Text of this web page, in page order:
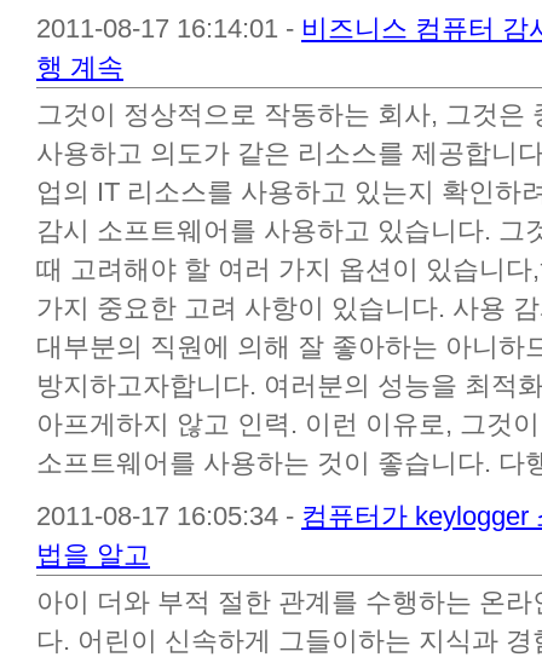
2011-08-17 16:14:01 - 비즈니스 컴퓨터 감
행 계속
그것이 정상적으로 작동하는 회사, 그것은
사용하고 의도가 같은 리소스를 제공합니
업의 IT 리소스를 사용하고 있는지 확인하
감시 소프트웨어를 사용하고 있습니다. 그
때 고려해야 할 여러 가지 옵션이 있습니
가지 중요한 고려 사항이 있습니다. 사용
대부분의 직원에 의해 잘 좋아하는 아니하
방지하고자합니다. 여러분의 성능을 최적
아프게하지 않고 인력. 이런 이유로, 그것
소프트웨어를 사용하는 것이 좋습니다. 다
2011-08-17 16:05:34 - 컴퓨터가 keylogger
법을 알고
아이 더와 부적 절한 관계를 수행하는 온
다. 어린이 신속하게 그들이하는 지식과